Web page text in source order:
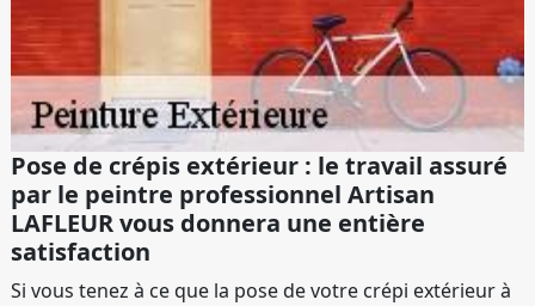
Pose de crépis extérieur : le travail assuré
par le peintre professionnel Artisan
LAFLEUR vous donnera une entière
satisfaction
Si vous tenez à ce que la pose de votre crépi extérieur à